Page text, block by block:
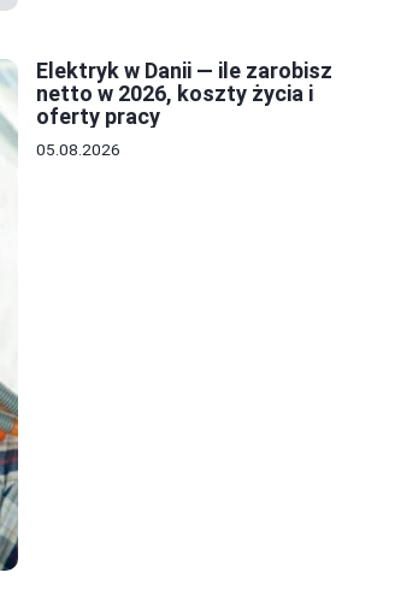
Elektryk w Danii — ile zarobisz
netto w 2026, koszty życia i
oferty pracy
05.08.2026